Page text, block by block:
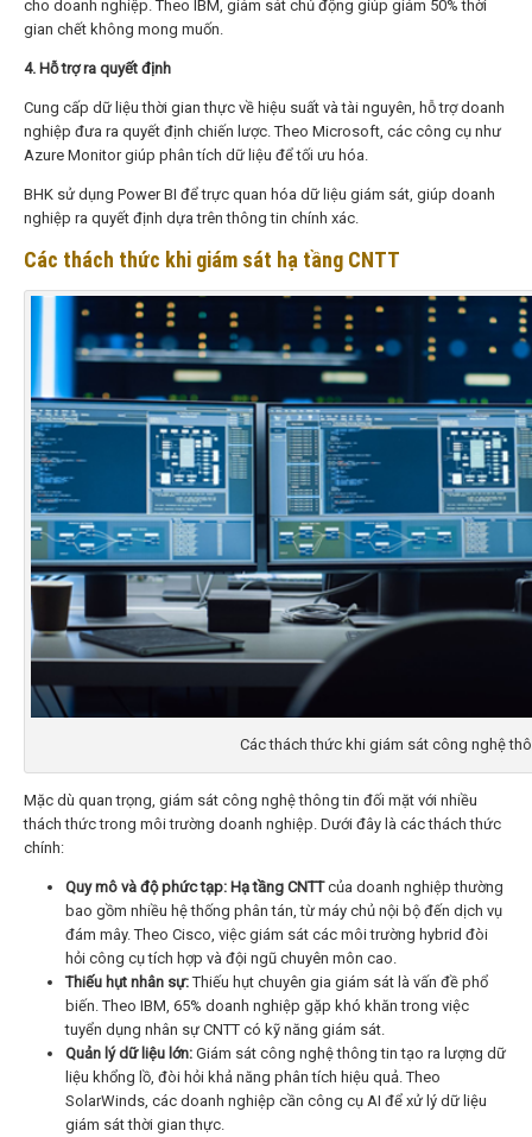
cho doanh nghiệp. Theo IBM, giám sát chủ động giúp giảm 50% thời
gian chết không mong muốn.
4. Hỗ trợ ra quyết định
Cung cấp dữ liệu thời gian thực về hiệu suất và tài nguyên, hỗ trợ doanh
nghiệp đưa ra quyết định chiến lược. Theo Microsoft, các công cụ như
Azure Monitor giúp phân tích dữ liệu để tối ưu hóa
BHK sử dụng Power BI để trực quan hóa dữ liệu giám sát, giúp doanh
nghiệp ra quyết định dựa trên thông tin chính xác.
Các thách thức khi giám sát hạ tầng CNTT
Các thách thức khi giám sát công nghệ
Mặc dù quan trọng, giám sát công nghệ thông tin đối mặt với nhiều
thách thức trong môi trường doanh nghiệp. Dưới đây là các thách thức
chính:
Quy mô và độ phức tạp: Hạ tầng CNTTcủa doanh nghiệp thường
bao gồm nhiều hệ thống phân tán, từ máy chủ nội bộ đến dịch vụ
đám mây. Theo Cisco, việc giám sát các môi trường hybrid đòi
hỏi công cụ tích hợp và đội ngũ chuyên môn cao.
Thiếu hụt nhân sự:Thiếu hụt chuyên gia giám sát là vấn đề phổ
biến. Theo IBM, 65% doanh nghiệp gặp khó khăn trong việc
tuyển dụng nhân sự CNTT có kỹ năng giám sát.
Quản lý dữ liệu lớn: Giám sát công nghệ thông tin tạo ra lượng dữ
liệu khổng lồ, đòi hỏi khả năng phân tích hiệu quả. Theo
SolarWinds, các doanh nghiệp cần công cụ AI để xử lý dữ liệu
giám sát thời gian thực.